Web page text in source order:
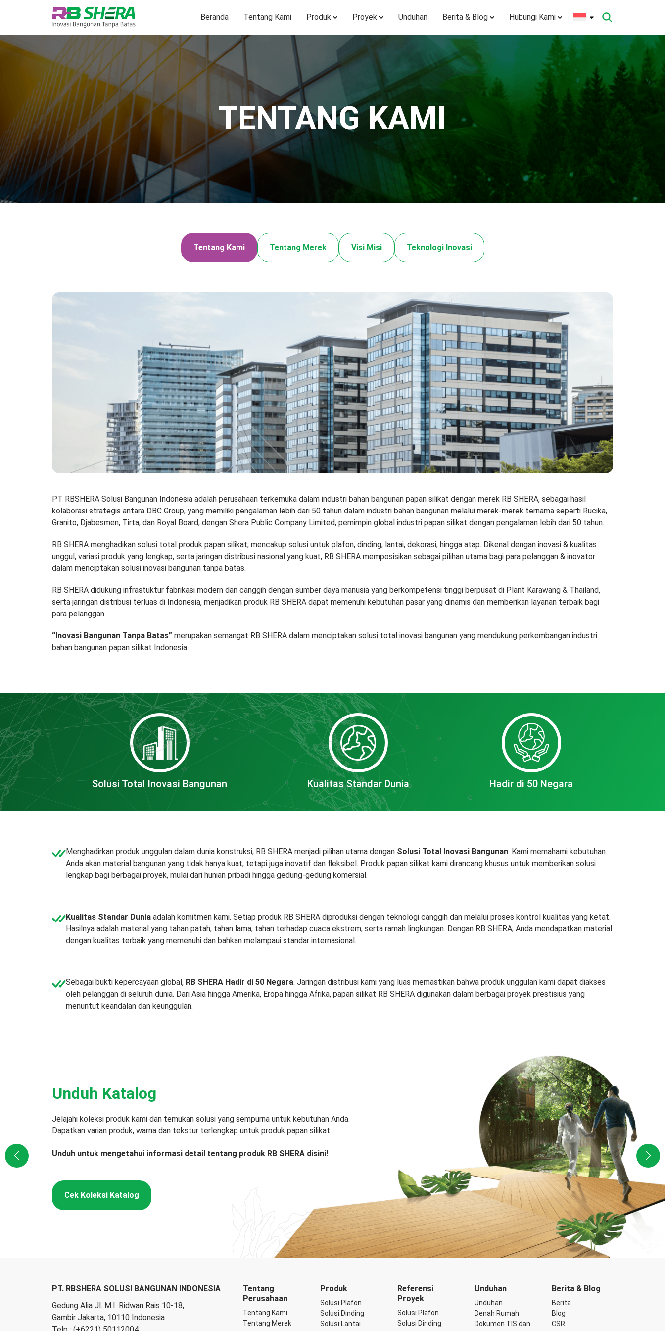
Beranda Tentang Kami Produk Proyek Unduhan Berita & Blog Hubungi Kami
TENTANG KAMI
Tentang Kami Tentang Merek Visi Misi Teknologi Inovasi
PT RBSHERA Solusi Bangunan Indonesia adalah perusahaan terkemuka dalam industri bahan bangunan papan silikat dengan merek RB SHERA, sebagai hasil
kolaborasi strategis antara DBC Group, yang memiliki pengalaman lebih dari 50 tahun dalam industri bahan bangunan melalui merek-merek ternama seperti Rucika,
Granito, Djabesmen, Tirta, dan Royal Board, dengan Shera Public Company Limited, pemimpin global industri papan silikat dengan pengalaman lebih dari 50 tahun.
RB SHERA menghadikan solusi total produk papan silikat, mencakup solusi untuk plafon, dinding, lantai, dekorasi, hingga atap. Dikenal dengan inovasi & kualitas
unggul, variasi produk yang lengkap, serta jaringan distribusi nasional yang kuat, RB SHERA memposisikan sebagai pilihan utama bagi para pelanggan & inovator
dalam menciptakan solusi inovasi bangunan tanpa batas.
RB SHERA didukung infrastuktur fabrikasi modern dan canggih dengan sumber daya manusia yang berkompetensi tinggi berpusat di Plant Karawang & Thailand,
serta jaringan distribusi terluas di Indonesia, menjadikan produk RB SHERA dapat memenuhi kebutuhan pasar yang dinamis dan memberikan layanan terbaik bagi
para pelanggan
“Inovasi Bangunan Tanpa Batas” merupakan semangat RB SHERA dalam menciptakan solusi total inovasi bangunan yang mendukung perkembangan industri
bahan bangunan papan silikat Indonesia.
Solusi Total Inovasi Bangunan Kualitas Standar Dunia Hadir di 50 Negara
Menghadirkan produk unggulan dalam dunia konstruksi, RB SHERA menjadi pilihan utama dengan Solusi Total Inovasi Bangunan. Kami memahami kebutuhan
Anda akan material bangunan yang tidak hanya kuat, tetapi juga inovatif dan fleksibel. Produk papan silikat kami dirancang khusus untuk memberikan solusi
lengkap bagi berbagai proyek, mulai dari hunian pribadi hingga gedung-gedung komersial.
Kualitas Standar Dunia adalah komitmen kami. Setiap produk RB SHERA diproduksi dengan teknologi canggih dan melalui proses kontrol kualitas yang ketat.
Hasilnya adalah material yang tahan patah, tahan lama, tahan terhadap cuaca ekstrem, serta ramah lingkungan. Dengan RB SHERA, Anda mendapatkan material
dengan kualitas terbaik yang memenuhi dan bahkan melampaui standar internasional.
Sebagai bukti kepercayaan global, RB SHERA Hadir di 50 Negara. Jaringan distribusi kami yang luas memastikan bahwa produk unggulan kami dapat diakses
oleh pelanggan di seluruh dunia. Dari Asia hingga Amerika, Eropa hingga Afrika, papan silikat RB SHERA digunakan dalam berbagai proyek prestisius yang
menuntut keandalan dan keunggulan.
Unduh Katalog
Jelajahi koleksi produk kami dan temukan solusi yang sempurna untuk kebutuhan Anda.
Dapatkan varian produk, warna dan tekstur terlengkap untuk produk papan silikat.
Unduh untuk mengetahui informasi detail tentang produk RB SHERA disini!
Cek Koleksi Katalog
PT. RBSHERA SOLUSI BANGUNAN INDONESIA
Gedung Alia Jl. M.I. Ridwan Rais 10-18,
Gambir Jakarta, 10110 Indonesia
Telp : (+6221) 50112004
Tentang
Perusahaan
Tentang Kami
Tentang Merek
Produk
Solusi Plafon
Solusi Dinding
Solusi Lantai
Referensi
Proyek
Solusi Plafon
Solusi Dinding
Unduhan
Unduhan
Denah Rumah
Dokumen TIS dan
Berita & Blog
Berita
Blog
CSR